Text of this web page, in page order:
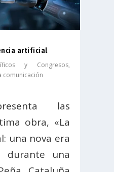
artificial
y Congresos,
comunicación
las
obra, «La
una nova era
durante una